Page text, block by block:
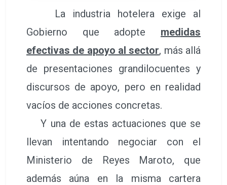
La industria hotelera exige al
Gobierno que adopte medidas
efectivas de apoyo al sector, más allá
de presentaciones grandilocuentes y
discursos de apoyo, pero en realidad
vacíos de acciones concretas.
Y una de estas actuaciones que se
llevan intentando negociar con el
Ministerio de Reyes Maroto, que
además aúna en la misma cartera